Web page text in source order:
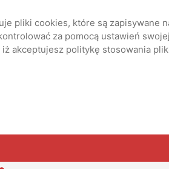
pliki cookies, które są zapisywane
za pomocą ustawień
akceptujesz politykę stosowania